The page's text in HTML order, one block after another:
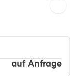
auf Anfrage